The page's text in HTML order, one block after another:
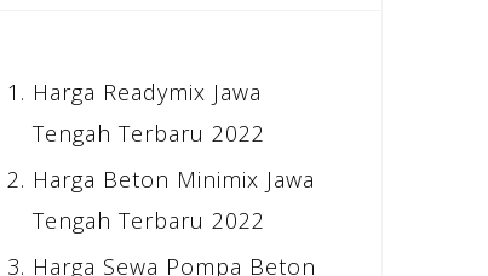
Harga Readymix Jawa
Tengah Terbaru 2022
Harga Beton Minimix Jawa
Tengah Terbaru 2022
Harga Sewa Pompa Beton